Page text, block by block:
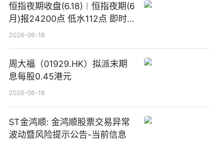
恒指夜期收盘(6.18)︱恒指夜期(6
月)报24200点 低水112点 即时
焦点
2026-06-18
周大福（01929.HK）拟派末期
息每股0.45港元
2026-06-18
ST金鸿顺: 金鸿顺股票交易异常
波动暨风险提示公告-当前信息